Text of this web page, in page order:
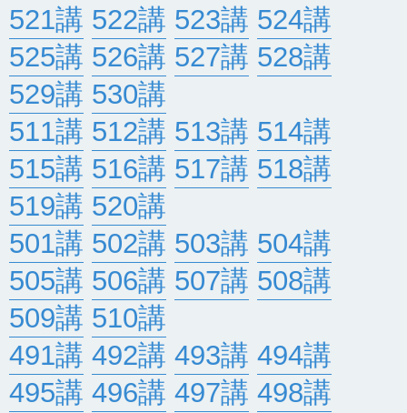
521講 522講 523講 524講
525講 526講 527講 528講
529講 530講
511講 512講 513講 514講
515講 516講 517講 518講
519講 520講
501講 502講 503講 504講
505講 506講 507講 508講
509講 510講
491講 492講 493講 494講
495講 496講 497講 498講